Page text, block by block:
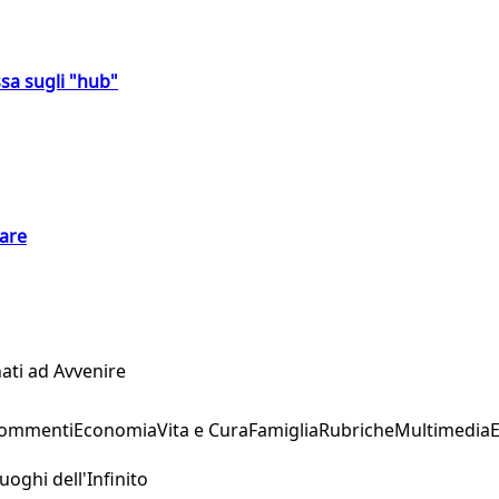
sugli "hub"
ad Avvenire
EconomiaVita e CuraFamigliaRubricheMultimedia
dell'Infinito